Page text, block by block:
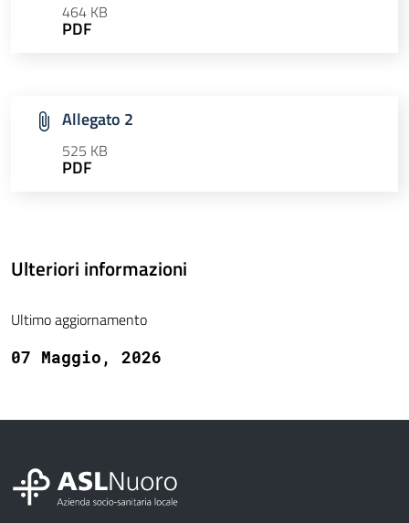
464 KB
PDF
Allegato 2
525 KB
PDF
Ulteriori informazioni
Ultimo aggiornamento
07 Maggio, 2026